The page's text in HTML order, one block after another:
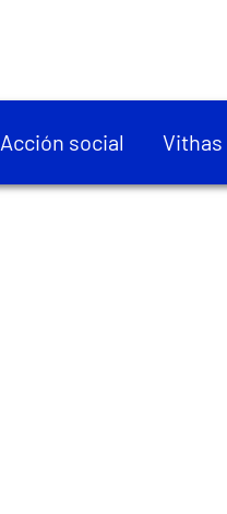
Acción social Vithas